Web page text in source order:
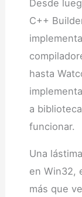
Desde
C++
hasta
a
funcionar.
Una
en Win32,
más que